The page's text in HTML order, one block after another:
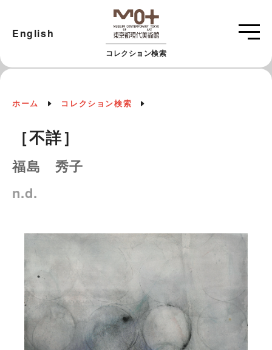
コレクション検索
English
ホーム コレクション検索
［不詳］
福島 秀子
n.d.